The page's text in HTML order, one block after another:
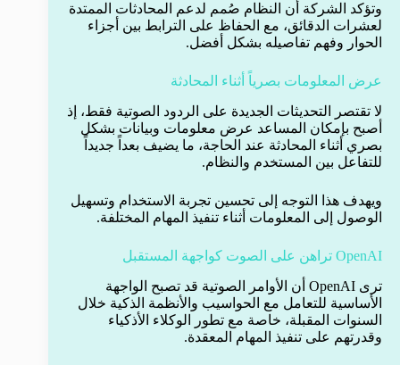
وتؤكد الشركة أن النظام صُمم لدعم المحادثات الممتدة
لعشرات الدقائق، مع الحفاظ على الترابط بين أجزاء
الحوار وفهم تفاصيله بشكل أفضل.
عرض المعلومات بصرياً أثناء المحادثة
لا تقتصر التحديثات الجديدة على الردود الصوتية فقط، إذ
أصبح بإمكان المساعد عرض معلومات وبيانات بشكل
بصري أثناء المحادثة عند الحاجة، ما يضيف بعداً جديداً
للتفاعل بين المستخدم والنظام.
ويهدف هذا التوجه إلى تحسين تجربة الاستخدام وتسهيل
الوصول إلى المعلومات أثناء تنفيذ المهام المختلفة.
OpenAI تراهن على الصوت كواجهة المستقبل
ترى OpenAI أن الأوامر الصوتية قد تصبح الواجهة
الأساسية للتعامل مع الحواسيب والأنظمة الذكية خلال
السنوات المقبلة، خاصة مع تطور الوكلاء الأذكياء
وقدرتهم على تنفيذ المهام المعقدة.